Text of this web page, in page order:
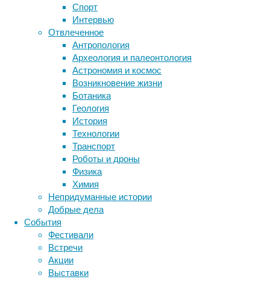
Спорт
Интервью
Отвлеченное
Антропология
Археология и палеонтология
Астрономия и космос
Возникновение жизни
Ботаника
Геология
История
Технологии
Транспорт
Роботы и дроны
Физика
Химия
Непридуманные истории
Добрые дела
События
Фестивали
Встречи
Акции
Выставки
Ashbury)
Института
эволюционной
биологии
Общества
Макса
Планка
(Германия)
проанализировала
данные
летних
наблюдений
53
взрослыми
лесах
Суматры
Метки
ДНК бактерии биология
биотехнология
генетика дети
здоровье знания
инструменты и методы
исследования
медицина
мозг наука
нейробиология
нейрофизиология
поведение